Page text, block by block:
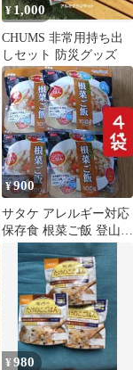
¥1,000
CHUMS 非常用持ち出
しセット 防災グッズ
¥900
サタケ アレルギー対応
保存食 根菜ご飯 登山
キャンプ 非常食
¥980